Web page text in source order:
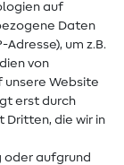
auf
Daten
Adresse), um z.B.
von
unsere Website
erst durch
Dritten, die wir in
oder aufgrund